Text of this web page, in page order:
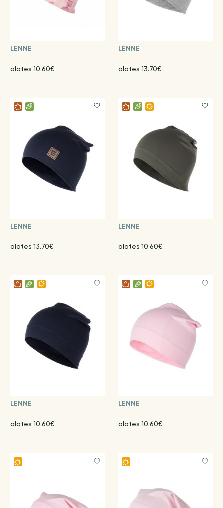
LENNE
alates 10.60€
LENNE
alates 13.70€
LENNE
alates 13.70€
LENNE
alates 10.60€
LENNE
alates 10.60€
LENNE
alates 10.60€